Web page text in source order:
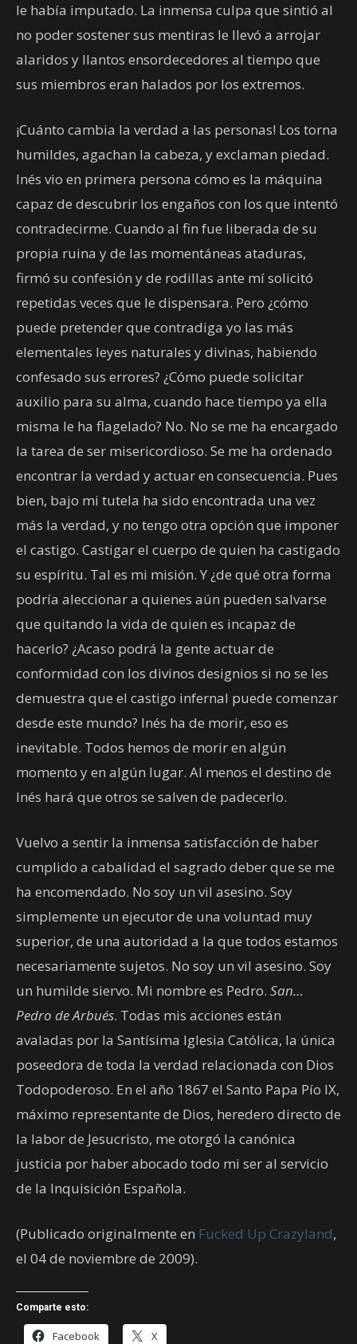
le había imputado. La inmensa culpa que sintió al
no poder sostener sus mentiras le llevó a arrojar
alaridos y llantos ensordecedores al tiempo que
sus miembros eran halados por los extremos.
¡Cuánto cambia la verdad a las personas! Los torna
humildes, agachan la cabeza, y exclaman piedad.
Inés vio en primera persona cómo es la máquina
capaz de descubrir los engaños con los que intentó
contradecirme. Cuando al fin fue liberada de su
propia ruina y de las momentáneas ataduras,
firmó su confesión y de rodillas ante mí solicitó
repetidas veces que le dispensara. Pero ¿cómo
puede pretender que contradiga yo las más
elementales leyes naturales y divinas, habiendo
confesado sus errores? ¿Cómo puede solicitar
auxilio para su alma, cuando hace tiempo ya ella
misma le ha flagelado? No. No se me ha encargado
la tarea de ser misericordioso. Se me ha ordenado
encontrar la verdad y actuar en consecuencia. Pues
bien, bajo mi tutela ha sido encontrada una vez
más la verdad, y no tengo otra opción que imponer
el castigo. Castigar el cuerpo de quien ha castigado
su espíritu. Tal es mi misión. Y ¿de qué otra forma
podría aleccionar a quienes aún pueden salvarse
que quitando la vida de quien es incapaz de
hacerlo? ¿Acaso podrá la gente actuar de
conformidad con los divinos designios si no se les
demuestra que el castigo infernal puede comenzar
desde este mundo? Inés ha de morir, eso es
inevitable. Todos hemos de morir en algún
momento y en algún lugar. Al menos el destino de
Inés hará que otros se salven de padecerlo.
Vuelvo a sentir la inmensa satisfacción de haber
cumplido a cabalidad el sagrado deber que se me
ha encomendado. No soy un vil asesino. Soy
simplemente un ejecutor de una voluntad muy
superior, de una autoridad a la que todos estamos
necesariamente sujetos. No soy un vil asesino. Soy
un humilde siervo. Mi nombre es Pedro. San…
Pedro de Arbués. Todas mis acciones están
avaladas por la Santísima Iglesia Católica, la única
poseedora de toda la verdad relacionada con Dios
Todopoderoso. En el año 1867 el Santo Papa Pío IX,
máximo representante de Dios, heredero directo de
la labor de Jesucristo, me otorgó la canónica
justicia por haber abocado todo mi ser al servicio
de la Inquisición Española.
(Publicado originalmente en Fucked Up Crazyland,
el 04 de noviembre de 2009).
Comparte esto:
Facebook X